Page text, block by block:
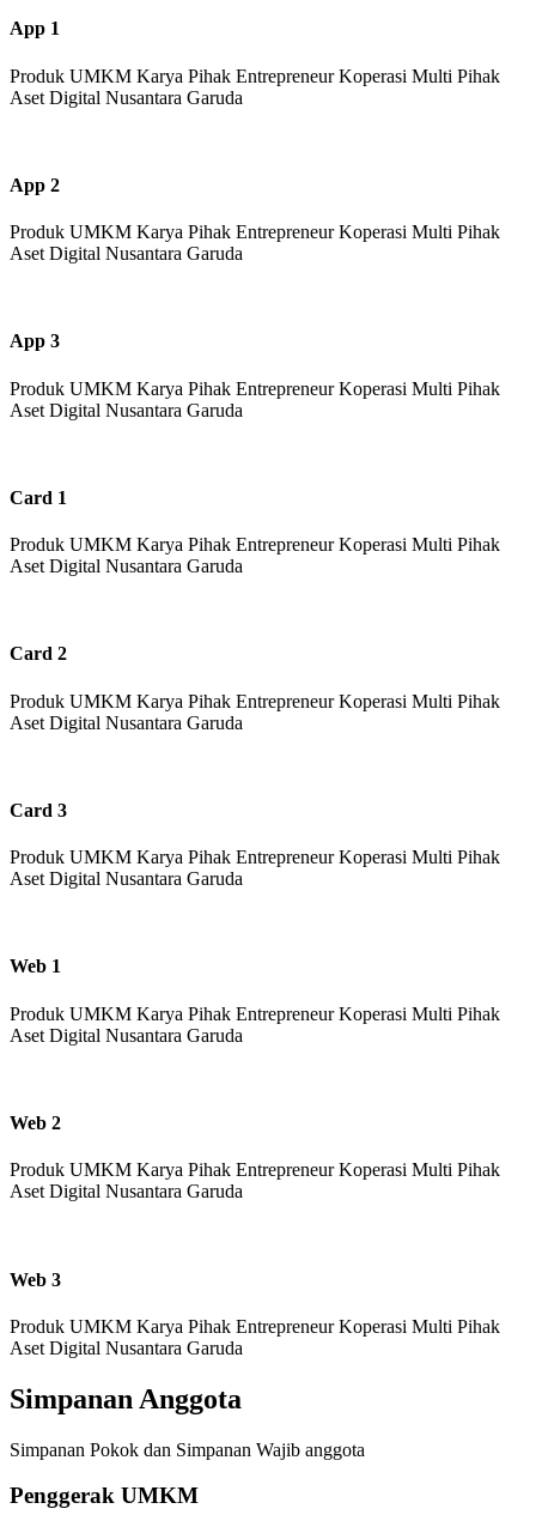
App 1
Produk UMKM Karya Pihak Entrepreneur Koperasi Multi Pihak
Aset Digital Nusantara Garuda
App 2
Produk UMKM Karya Pihak Entrepreneur Koperasi Multi Pihak
Aset Digital Nusantara Garuda
App 3
Produk UMKM Karya Pihak Entrepreneur Koperasi Multi Pihak
Aset Digital Nusantara Garuda
Card 1
Produk UMKM Karya Pihak Entrepreneur Koperasi Multi Pihak
Aset Digital Nusantara Garuda
Card 2
Produk UMKM Karya Pihak Entrepreneur Koperasi Multi Pihak
Aset Digital Nusantara Garuda
Card 3
Produk UMKM Karya Pihak Entrepreneur Koperasi Multi Pihak
Aset Digital Nusantara Garuda
Web 1
Produk UMKM Karya Pihak Entrepreneur Koperasi Multi Pihak
Aset Digital Nusantara Garuda
Web 2
Produk UMKM Karya Pihak Entrepreneur Koperasi Multi Pihak
Aset Digital Nusantara Garuda
Web 3
Produk UMKM Karya Pihak Entrepreneur Koperasi Multi Pihak
Aset Digital Nusantara Garuda
Simpanan Anggota
Simpanan Pokok dan Simpanan Wajib anggota
Penggerak UMKM